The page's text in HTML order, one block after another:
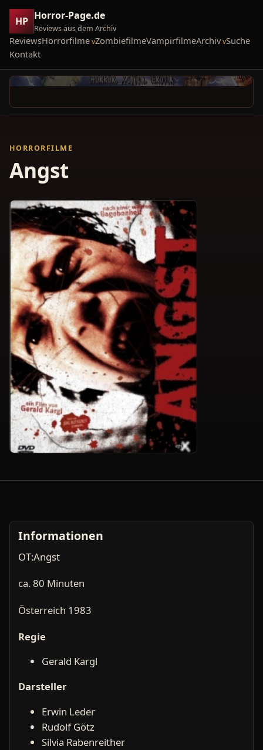
HP Horror-Page.de
Reviews aus dem Archiv
ReviewsHorrorfilme ZombiefilmeVampirfilmeArchiv Suche
Kontakt
HORRORFILME
Angst
Informationen
OT:Angst
ca. 80 Minuten
Österreich 1983
Regie
Gerald Kargl
Darsteller
Erwin Leder
Rudolf Götz
Silvia Rabenreither